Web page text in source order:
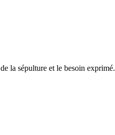
la sépulture et le besoin exprimé.